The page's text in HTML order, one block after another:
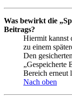
Was bewirkt die
Beitrags?
Hiermit kannst
zu einem
Den
„Gespeicherte
Bereich erneut
Nach oben